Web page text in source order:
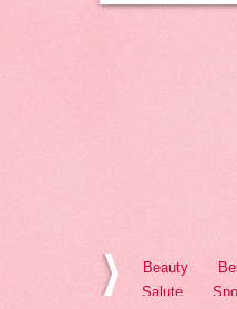
Beauty
Salute